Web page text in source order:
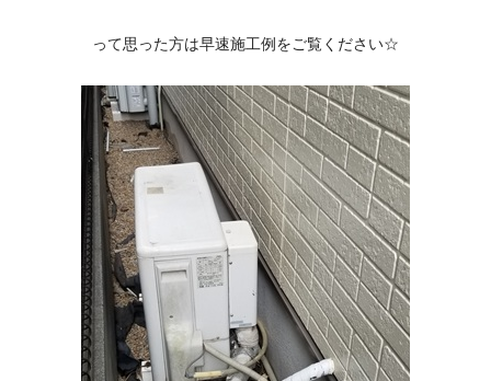
って思った方は早速施工例をご覧ください☆